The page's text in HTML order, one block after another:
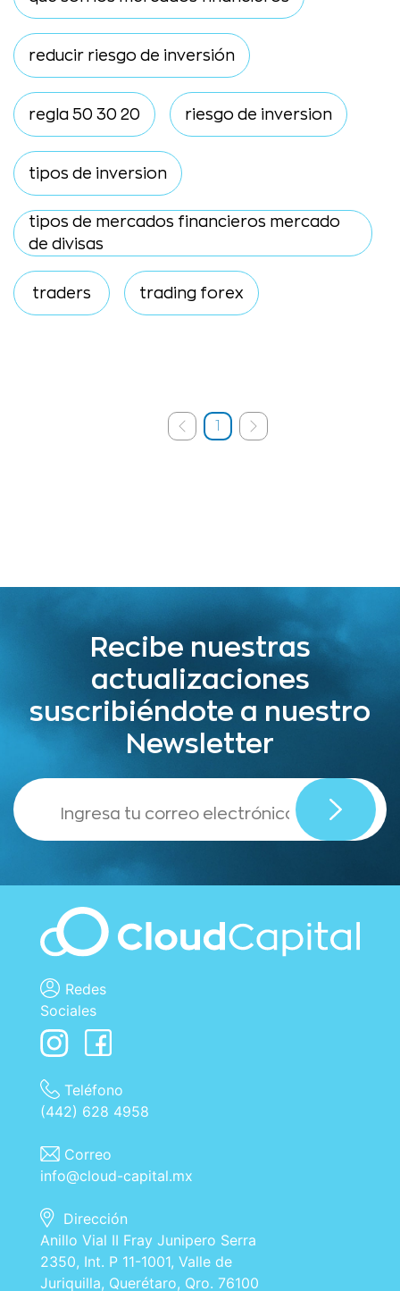
reducir riesgo de inversión
regla 50 30 20 riesgo de inversion
tipos de inversion
tipos de mercados financieros mercado
de divisas
traders trading forex
1
Recibe nuestras
actualizaciones
suscribiéndote a nuestro
Newsletter
,
Redes
Sociales
Teléfono
(442) 628 4958
Correo
info@cloud-capital.mx
Dirección
Anillo Vial II Fray Junipero Serra
2350, Int. P 11-1001, Valle de
Juriquilla, Querétaro, Qro. 76100